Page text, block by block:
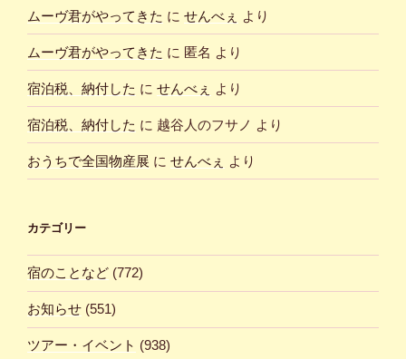
ムーヴ君がやってきた に せんべぇ より
ムーヴ君がやってきた に 匿名 より
宿泊税、納付した に せんべぇ より
宿泊税、納付した に 越谷人のフサノ より
おうちで全国物産展 に せんべぇ より
カテゴリー
宿のことなど (772)
お知らせ (551)
ツアー・イベント (938)